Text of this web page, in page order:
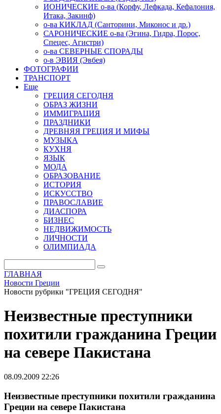
ИОНИЧЕСКИЕ о-ва (Корфу, Лефкада, Кефалония,
Итака, Закинф)
о-ва КИКЛАД (Санторини, Миконос и др.)
САРОНИЧЕСКИЕ о-ва (Эгина, Гидра, Порос,
Спецес, Агистри)
о-ва СЕВЕРНЫЕ СПОРАДЫ
о-в ЭВИЯ (Эвбея)
ФОТОГРАФИИ
ТРАНСПОРТ
Еще
ГРЕЦИЯ СЕГОДНЯ
ОБРАЗ ЖИЗНИ
ИММИГРАЦИЯ
ПРАЗДНИКИ
ДРЕВНЯЯ ГРЕЦИЯ И МИФЫ
МУЗЫКА
КУХНЯ
ЯЗЫК
МОДА
ОБРАЗОВАНИЕ
ИСТОРИЯ
ИСКУССТВО
ПРАВОСЛАВИЕ
ДИАСПОРА
БИЗНЕС
НЕДВИЖИМОСТЬ
ЛИЧНОСТИ
ОЛИМПИАДА
ГЛАВНАЯ
Новости Греции
Новости рубрики "ГРЕЦИЯ СЕГОДНЯ"
Неизвестные преступники
похитили гражданина Греции
на севере Пакистана
08.09.2009 22:26
Неизвестные преступники похитили гражданина
Греции на севере Пакистана